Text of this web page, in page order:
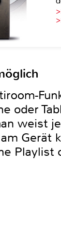
oder
weist
Gerät
Playlist